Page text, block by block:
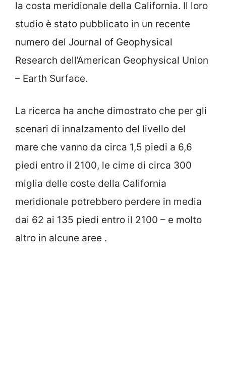
la costa meridionale della California. Il loro
studio è stato pubblicato in un recente
numero del Journal of Geophysical
Research dell’American Geophysical Union
– Earth Surface.
La ricerca ha anche dimostrato che per gli
scenari di innalzamento del livello del
mare che vanno da circa 1,5 piedi a 6,6
piedi entro il 2100, le cime di circa 300
miglia delle coste della California
meridionale potrebbero perdere in media
dai 62 ai 135 piedi entro il 2100 – e molto
altro in alcune aree .